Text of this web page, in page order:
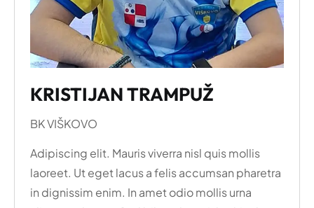
KRISTIJAN TRAMPUŽ
BK VIŠKOVO
Adipiscing elit. Mauris viverra nisl quis mollis
laoreet. Ut eget lacus a felis accumsan pharetra
in dignissim enim. In amet odio mollis urna